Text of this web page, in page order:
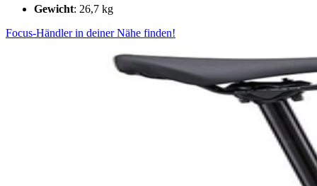
Gewicht: 26,7 kg
Focus-Händler in deiner Nähe finden!